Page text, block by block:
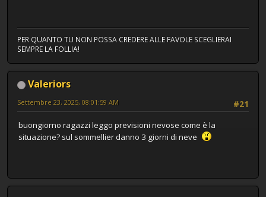
PER QUANTO TU NON POSSA CREDERE ALLE FAVOLE SCEGLIERAI
SEMPRE LA FOLLIA!
Valeriors
#21
Settembre 23, 2025, 08:01:59 AM
buongiorno ragazzi leggo previsioni nevose come è la
situazione? sul sommellier danno 3 giorni di neve